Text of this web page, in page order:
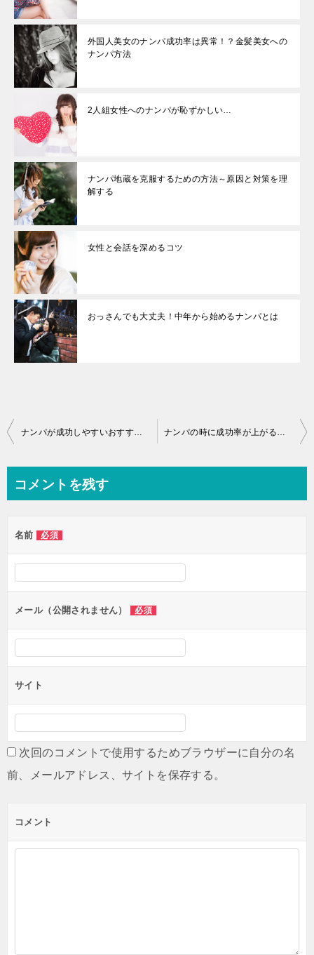
外国人美女のナンパ成功率は異常！？金髪美女への
ナンパ方法
2人組女性へのナンパが恥ずかしい…
ナンパ地蔵を克服するための方法～原因と対策を理
解する
女性と会話を深めるコツ
おっさんでも大丈夫！中年から始めるナンパとは
投
ビ
ー
シ
ン
ナンパが成功しやすいおすすめの時間帯は？ ナンパの時に成功率が上がる服装・ファッションは？
コメントを残す
名前 必須
メール（公開されません） 必須
サイト
次回のコメントで使用するためブラウザーに自分の名
前、メールアドレス、サイトを保存する。
コメント